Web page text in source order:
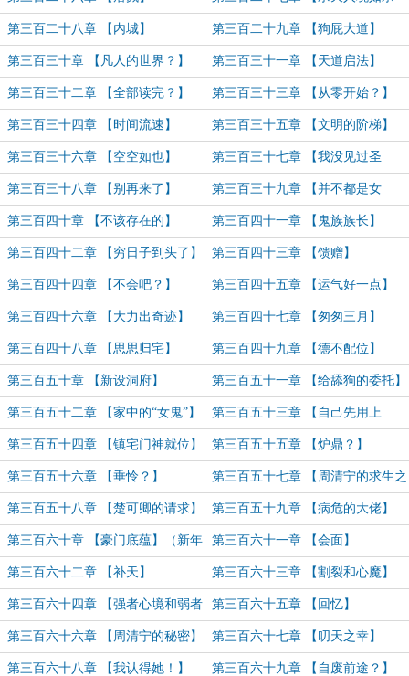
鸡！】
第三百二十八章 【内城】 第三百二十九章 【狗屁大道】
第三百三十章 【凡人的世界？】 第三百三十一章 【天道启法】
第三百三十二章 【全部读完？】 第三百三十三章 【从零开始？】
第三百三十四章 【时间流速】 第三百三十五章 【文明的阶梯】
第三百三十六章 【空空如也】 第三百三十七章 【我没见过圣
人？】
第三百三十八章 【别再来了】 第三百三十九章 【并不都是女
的？】
第三百四十章 【不该存在的】 第三百四十一章 【鬼族族长】
第三百四十二章 【穷日子到头了】 第三百四十三章 【馈赠】
第三百四十四章 【不会吧？】 第三百四十五章 【运气好一点】
第三百四十六章 【大力出奇迹】 第三百四十七章 【匆匆三月】
第三百四十八章 【思思归宅】 第三百四十九章 【德不配位】
第三百五十章 【新设洞府】 第三百五十一章 【给舔狗的委托】
第三百五十二章 【家中的“女鬼”】 第三百五十三章 【自己先用上
了？】
第三百五十四章 【镇宅门神就位】 第三百五十五章 【炉鼎？】
第三百五十六章 【垂怜？】 第三百五十七章 【周清宁的求生之
法】
第三百五十八章 【楚可卿的请求】 第三百五十九章 【病危的大佬】
第三百六十章 【豪门底蕴】（新年
快乐！）
第三百六十一章 【会面】
第三百六十二章 【补天】 第三百六十三章 【割裂和心魔】
第三百六十四章 【强者心境和弱者
心境】
第三百六十五章 【回忆】
第三百六十六章 【周清宁的秘密】 第三百六十七章 【叨天之幸】
第三百六十八章 【我认得她！】 第三百六十九章 【自废前途？】